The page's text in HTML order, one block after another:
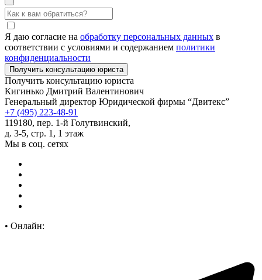
Я даю согласие на обработку персональных данных в
соответствии с условиями и содержанием политики
конфиденциальности
Получить консультацию юриста
Кигинько Дмитрий Валентинович
Генеральный директор Юридической фирмы “Двитекс”
+7 (495) 223-48-91
119180, пер. 1-й Голутвинский,
д. 3-5, стр. 1, 1 этаж
Мы в соц. сетях
• Онлайн: